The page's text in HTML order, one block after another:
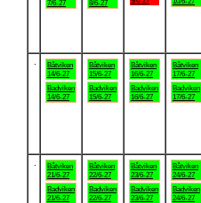
7/6-27
8/6-27
Båtviken
14/6-27
Badviken
14/6-27
Båtviken
15/6-27
Badviken
15/6-27
Båtviken
16/6-27
Badviken
16/6-27
Båtviken
17/6-27
Badviken
17/6-27
Båtviken
21/6-27
Badviken
21/6-27
Båtviken
22/6-27
Badviken
22/6-27
Båtviken
23/6-27
Badviken
23/6-27
Båtviken
24/6-27
Badviken
24/6-27